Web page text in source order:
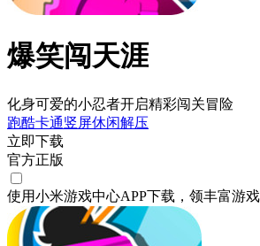
爆笑闯天涯
化身可爱的小忍者开启精彩闯关冒险
跑酷卡通竖屏休闲解压
立即下载
官方正版
使用小米游戏中心APP下载 ，领丰富游戏